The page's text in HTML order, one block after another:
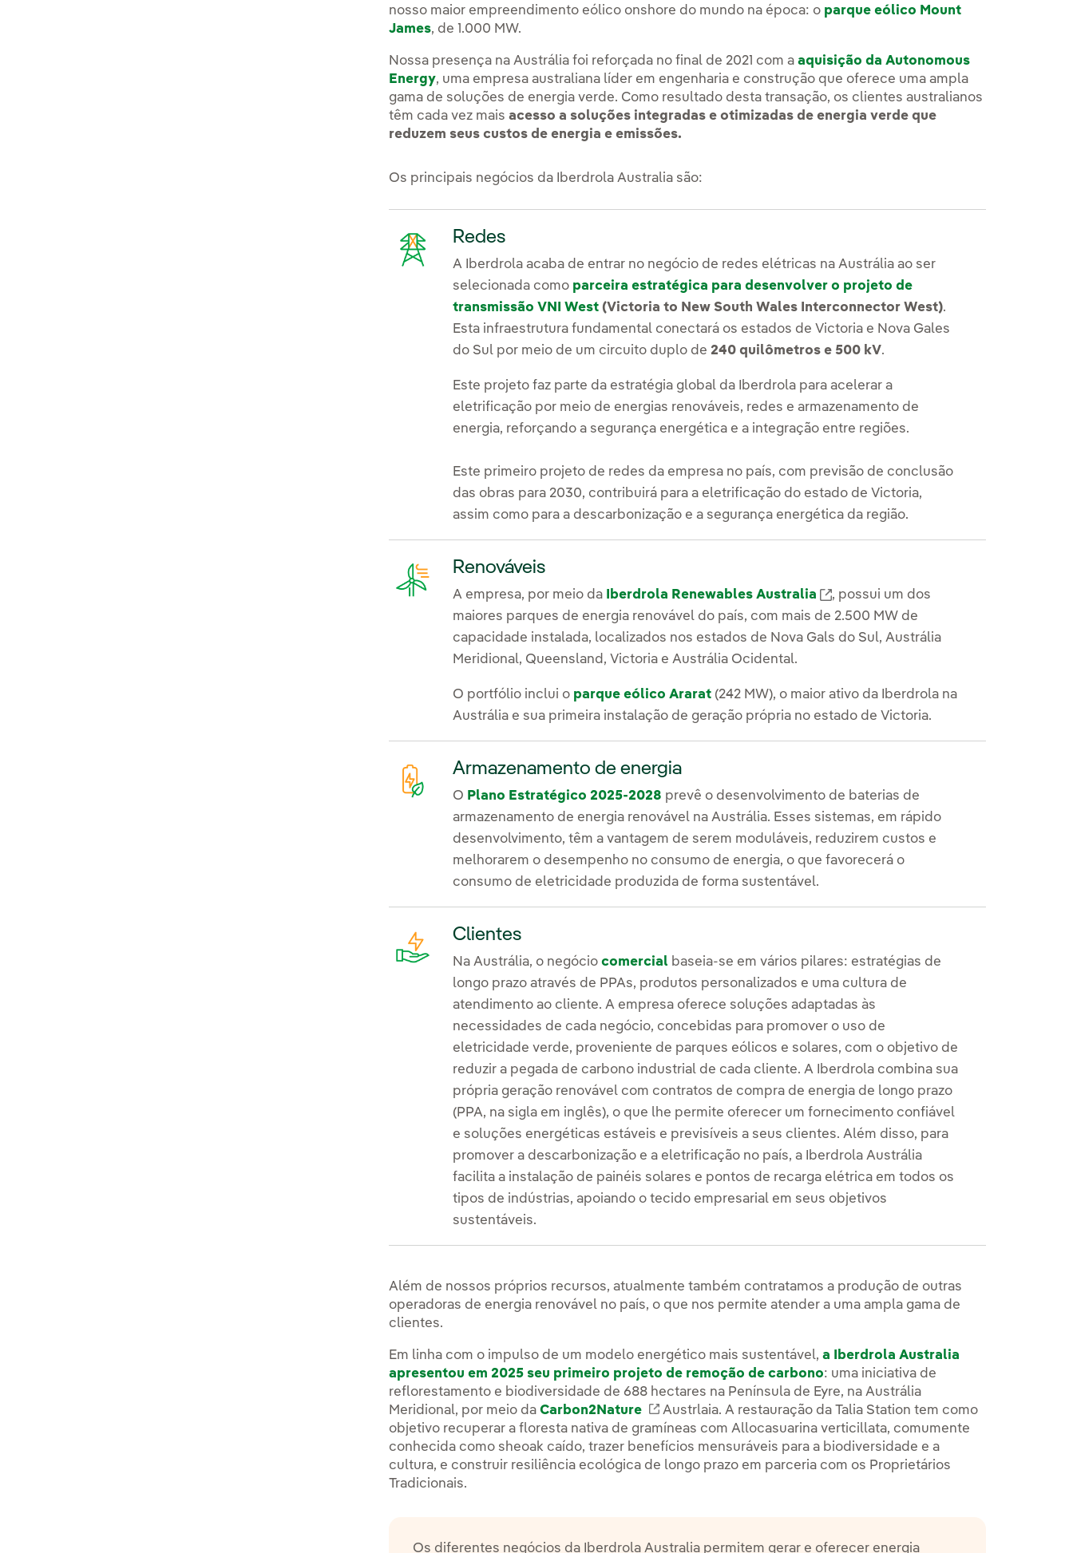
nosso maior empreendimento eólico onshore do mundo na época: o parque eólico Mount
James, de 1.000 MW.
Nossa presença na Austrália foi reforçada no final de 2021 com aaquisição da Autonomous
Energy, uma empresa australiana líder em engenharia e construção que oferece uma ampla
gama de soluções de energia verde. Como resultado desta transação, os clientes australianos
têm cada vez maisacesso a soluções integradas e otimizadas de energia verde que
reduzem seus custos de energia e emissões.
Os principais negócios da Iberdrola Australia são:
Redes
A Iberdrola acaba de entrar no negócio de redes elétricas na Austrália ao ser
selecionada como parceira estratégica para desenvolver o projeto de
transmissão VNI West (Victoria to New South Wales Interconnector West).
Esta infraestrutura fundamental conectará os estados de Victoria e Nova Gales
do Sul por meio de um circuito duplo de 240 quilômetros e 500 kV.
Este projeto faz parte da estratégia global da Iberdrola para acelerar a
eletrificação por meio de energias renováveis, redes e armazenamento de
energia, reforçando a segurança energética e a integração entre regiões.
Este primeiro projeto de redes da empresa no país, com previsão de conclusão
das obras para 2030, contribuirá para a eletrificação do estado de Victoria,
assim como para a descarbonização e a segurança energética da região.
Renováveis
A empresa, por meio da Iberdrola Renewables Australia
, possui um dos
maiores parques de energia renovável do país, com mais de 2.500 MW de
capacidade instalada, localizados nos estados de Nova Gals do Sul, Austrália
Meridional, Queensland, Victoria e Austrália Ocidental.
O portfólio inclui o parque eólico Ararat (242 MW), o maior ativo da Iberdrola na
Austrália e sua primeira instalação de geração própria no estado de Victoria.
Armazenamento de energia
O Plano Estratégico 2025-2028 prevê o desenvolvimento de baterias de
armazenamento de energia renovável na Austrália. Esses sistemas, em rápido
desenvolvimento, têm a vantagem de serem moduláveis, reduzirem custos e
melhorarem o desempenho no consumo de energia, o que favorecerá o
consumo de eletricidade produzida de forma sustentável.
Clientes
Na Austrália, o negóciocomercial baseia-se em vários pilares: estratégias de
longo prazo através de PPAs, produtos personalizados e uma cultura de
atendimento ao cliente. A empresa oferece soluções adaptadas às
necessidades de cada negócio, concebidas para promover o uso de
eletricidade verde, proveniente de parques eólicos e solares, com o objetivo de
reduzir a pegada de carbono industrial de cada cliente. A Iberdrola combina sua
própria geração renovável com contratos de compra de energia de longo prazo
(PPA, na sigla em inglês), o que lhe permite oferecer um fornecimento confiável
e soluções energéticas estáveis e previsíveis a seus clientes. Além disso, para
promover a descarbonização e a eletrificação no país, a Iberdrola Austrália
facilita a instalação de painéis solares e pontos de recarga elétrica em todos os
tipos de indústrias, apoiando o tecido empresarial em seus objetivos
sustentáveis.
Além de nossos próprios recursos, atualmente também contratamos a produção de outras
operadoras de energia renovável no país, o que nos permite atender a uma ampla gama de
clientes.
Em linha com o impulso de um modelo energético mais sustentável,a Iberdrola Australia
apresentou em 2025 seu primeiro projeto de remoção de carbono: uma iniciativa de
reflorestamento e biodiversidade de 688 hectares na Península de Eyre, na Austrália
Meridional, por meio daCarbon2Nature Enlace externo, se abre en ventana nueva.
Austrlaia. A restauração da Talia Station tem como
objetivo recuperar a floresta nativa de gramíneas com Allocasuarina verticillata, comumente
conhecida como sheoak caído, trazer benefícios mensuráveis para a biodiversidade e a
cultura, e construir resiliência ecológica de longo prazo em parceria com os Proprietários
Tradicionais.
Os diferentes negócios da Iberdrola Australia permitem gerar e oferecer energia